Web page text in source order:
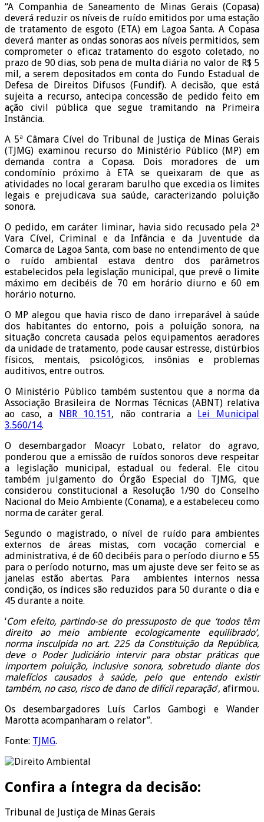
“A Companhia de Saneamento de Minas Gerais (Copasa)
deverá reduzir os níveis de ruído emitidos por uma estação
de tratamento de esgoto (ETA) em Lagoa Santa. A Copasa
deverá manter as ondas sonoras aos níveis permitidos, sem
comprometer o eficaz tratamento do esgoto coletado, no
prazo de 90 dias, sob pena de multa diária no valor de R$ 5
mil, a serem depositados em conta do Fundo Estadual de
Defesa de Direitos Difusos (Fundif). A decisão, que está
sujeita a recurso, antecipa concessão de pedido feito em
ação civil pública que segue tramitando na Primeira
Instância.
A 5ª Câmara Cível do Tribunal de Justiça de Minas Gerais
(TJMG) examinou recurso do Ministério Público (MP) em
demanda contra a Copasa. Dois moradores de um
condomínio próximo à ETA se queixaram de que as
atividades no local geraram barulho que excedia os limites
legais e prejudicava sua saúde, caracterizando poluição
sonora.
O pedido, em caráter liminar, havia sido recusado pela 2ª
Vara Cível, Criminal e da Infância e da Juventude da
Comarca de Lagoa Santa, com base no entendimento de que
o ruído ambiental estava dentro dos parâmetros
estabelecidos pela legislação municipal, que prevê o limite
máximo em decibéis de 70 em horário diurno e 60 em
horário noturno.
O MP alegou que havia risco de dano irreparável à saúde
dos habitantes do entorno, pois a poluição sonora, na
situação concreta causada pelos equipamentos aeradores
da unidade de tratamento, pode causar estresse, distúrbios
físicos, mentais, psicológicos, insônias e problemas
auditivos, entre outros.
O Ministério Público também sustentou que a norma da
Associação Brasileira de Normas Técnicas (ABNT) relativa
ao caso, a NBR 10.151, não contraria a Lei Municipal
3.560/14.
O desembargador Moacyr Lobato, relator do agravo,
ponderou que a emissão de ruídos sonoros deve respeitar
a legislação municipal, estadual ou federal. Ele citou
também julgamento do Órgão Especial do TJMG, que
considerou constitucional a Resolução 1/90 do Conselho
Nacional do Meio Ambiente (Conama), e a estabeleceu como
norma de caráter geral.
Segundo o magistrado, o nível de ruído para ambientes
externos de áreas mistas, com vocação comercial e
administrativa, é de 60 decibéis para o período diurno e 55
para o período noturno, mas um ajuste deve ser feito se as
janelas estão abertas. Para ambientes internos nessa
condição, os índices são reduzidos para 50 durante o dia e
45 durante a noite.
‘Com efeito, partindo-se do pressuposto de que ‘todos têm
direito ao meio ambiente ecologicamente equilibrado’,
norma insculpida no art. 225 da Constituição da República,
deve o Poder Judiciário intervir para obstar práticas que
importem poluição, inclusive sonora, sobretudo diante dos
malefícios causados à saúde, pelo que entendo existir
também, no caso, risco de dano de difícil reparação‘, afirmou.
Os desembargadores Luís Carlos Gambogi e Wander
Marotta acompanharam o relator”.
Fonte: TJMG.
Confira a íntegra da decisão:
Tribunal de Justiça de Minas Gerais